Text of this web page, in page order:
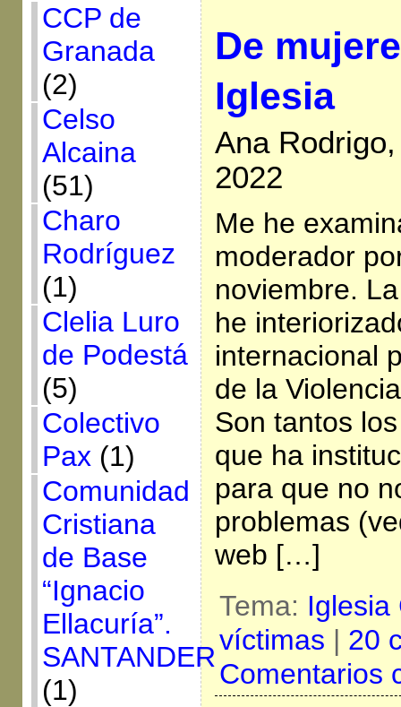
CCP de
Granada
(2)
Celso
Alcaina
(51)
Charo
Rodríguez
(1)
Clelia Luro
de Podestá
(5)
Colectivo
Pax (1)
Comunidad
Cristiana
de Base
“Ignacio
Ellacuría”.
SANTANDER
(1)
De
Iglesia
Ana
2022
Me he
moderador
noviembre.
he
internacional
de la
Son tantos
que ha
para que no
problemas
web […]
Tema:
víctimas | 20
Comentarios